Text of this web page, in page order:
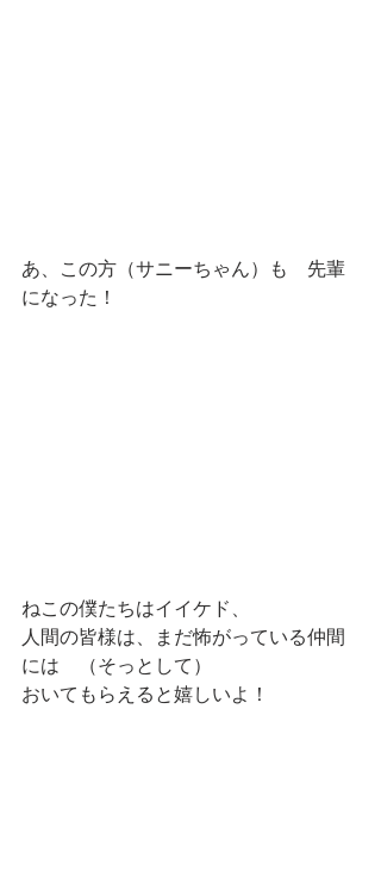
あ、この方（サニーちゃん）も　先輩
になった！
ねこの僕たちはイイケド、
人間の皆様は、まだ怖がっている仲間
には　（そっとして）
おいてもらえると嬉しいよ！